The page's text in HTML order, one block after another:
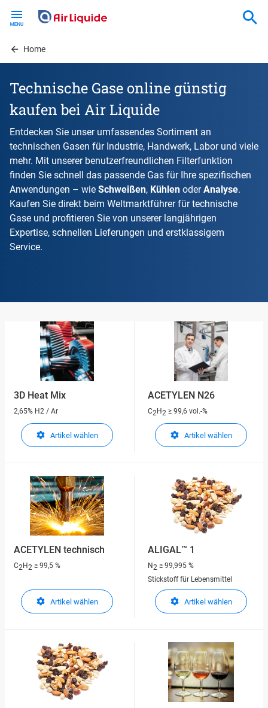
contentHome
Technische Gase online günstig
kaufen bei Air Liquide
Entdecken Sie unser umfassendes Sortiment an
technischen Gasen für Industrie, Handwerk, Labor und viele
mehr. Mit unserer benutzerfreundlichen Filterfunktion
finden Sie schnell das passende Gas für Ihre spezifischen
Anwendungen – wie Schweißen, Kühlen oderAnalyse.
Kaufen Sie direkt beim Weltmarktführer für technische
Gase und profitieren Sie von unserer langjährigen
Expertise, schnellen Lieferungen und erstklassigem
Service.
3D Heat Mix
2,65% H2 / Ar
Artikel wählen
ACETYLEN N26
C2H2 ≥ 99,6 vol.-%
Artikel wählen
ACETYLEN technisch
C2H2 ≥ 99,5 %
Artikel wählen
ALIGAL™ 1
N2 ≥ 99,995 %
Stickstoff für Lebensmittel
Artikel wählen